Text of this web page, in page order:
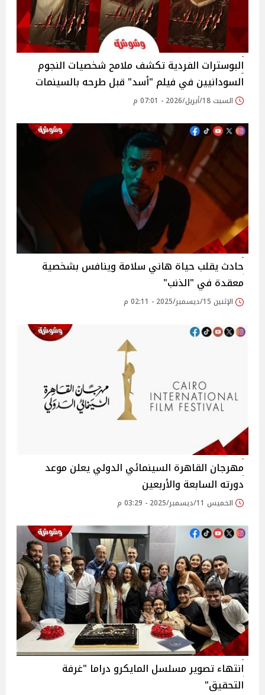
البوسترات الفردية تكشف ملامح شخصيات النجوم
السودانيين في فيلم "أسد" قبل طرحه بالسينمات
السبت 18/أبريل/2026 - 07:01 م
حادث يقلب حياة هاني سلامة وينافس بشخصية
معقدة في "الذنب"
الإثنين 15/ديسمبر/2025 - 02:11 م
مهرجان القاهرة السينمائي الدولي يعلن موعد
دورته السابعة والأربعين
الخميس 11/ديسمبر/2025 - 03:29 م
انتهاء تصوير مسلسل المايكرو دراما "غرفة
التحقيق"